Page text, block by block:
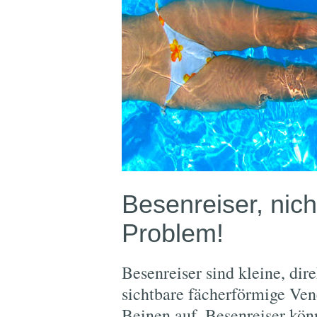
Besenreiser,
Problem!
Besenreiser sind kleine,
sichtbare fächerförmige